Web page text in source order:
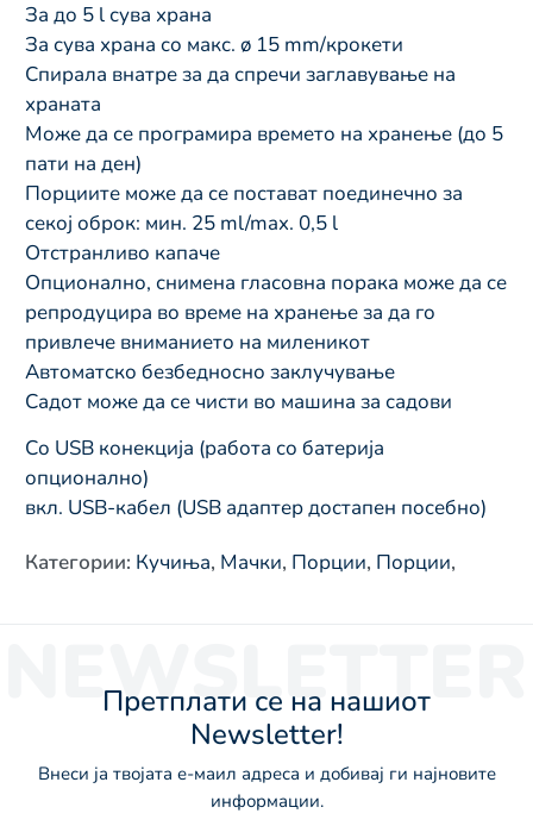
За до 5 l сува храна
За сува храна со макс. ø 15 mm/крокети
Спирала внатре за да спречи заглавување на
храната
Може да се програмира времето на хранење (до 5
пати на ден)
Порциите може да се постават поединечно за
секој оброк: мин. 25 ml/max. 0,5 l
Отстранливо капаче
Опционално, снимена гласовна порака може да се
репродуцира во време на хранење за да го
привлече вниманието на миленикот
Автоматско безбедносно заклучување
Садот може да се чисти во машина за садови
Со USB конекција (работа со батерија
опционално)
вкл. USB-кабел (USB адаптер достапен посебно)
Категории: Кучиња, Мачки, Порции, Порции,
NEWSLETTER
Претплати се на нашиот
Newsletter!
Внеси ја твојата е-маил адреса и добивај ги најновите
информации.